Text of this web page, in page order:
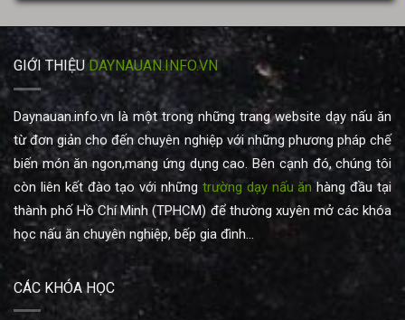
GIỚI THIỆUDAYNAUAN.INFO.VN
Daynauan.info.vn là một trong những trang website dạy nấu ăn
từ đơn giản cho đến chuyên nghiệp với những phương pháp chế
biến món ăn ngon,mang ứng dụng cao. Bên cạnh đó, chúng tôi
còn liên kết đào tạo với những trường dạy nấu ăn hàng đầu tại
thành phố Hồ Chí Minh (TPHCM) để thường xuyên mở các khóa
học nấu ăn chuyên nghiệp, bếp gia đình...
CÁC KHÓA HỌC